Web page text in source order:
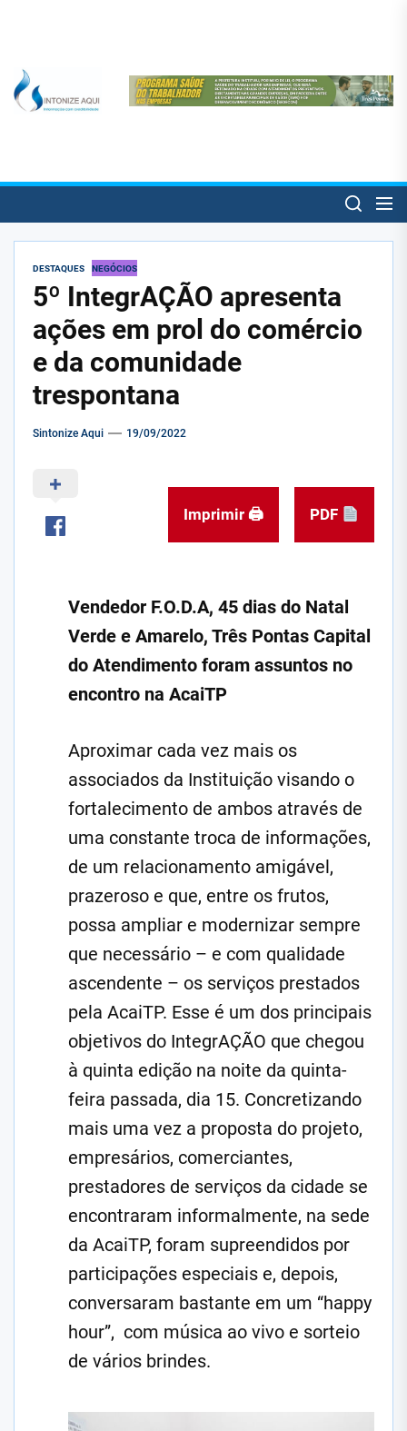
content
SintonizeAqui
DESTAQUES NEGÓCIOS
5º IntegrAÇÃO apresenta
ações em prol do comércio
e da comunidade
trespontana
Sintonize Aqui 19/09/2022
Imprimir 🖨 PDF
Vendedor F.O.D.A, 45 dias do Natal
Verde e Amarelo, Três Pontas Capital
do Atendimento foram assuntos no
encontro na AcaiTP
Aproximar cada vez mais os
associados da Instituição visando o
fortalecimento de ambos através de
uma constante troca de informações,
de um relacionamento amigável,
prazeroso e que, entre os frutos,
possa ampliar e modernizar sempre
que necessário – e com qualidade
ascendente – os serviços prestados
pela AcaiTP. Esse é um dos principais
objetivos do IntegrAÇÃO que chegou
à quinta edição na noite da quinta-
feira passada, dia 15. Concretizando
mais uma vez a proposta do projeto,
empresários, comerciantes,
prestadores de serviços da cidade se
encontraram informalmente, na sede
da AcaiTP, foram supreendidos por
participações especiais e, depois,
conversaram bastante em um “happy
hour”, com música ao vivo e sorteio
de vários brindes.